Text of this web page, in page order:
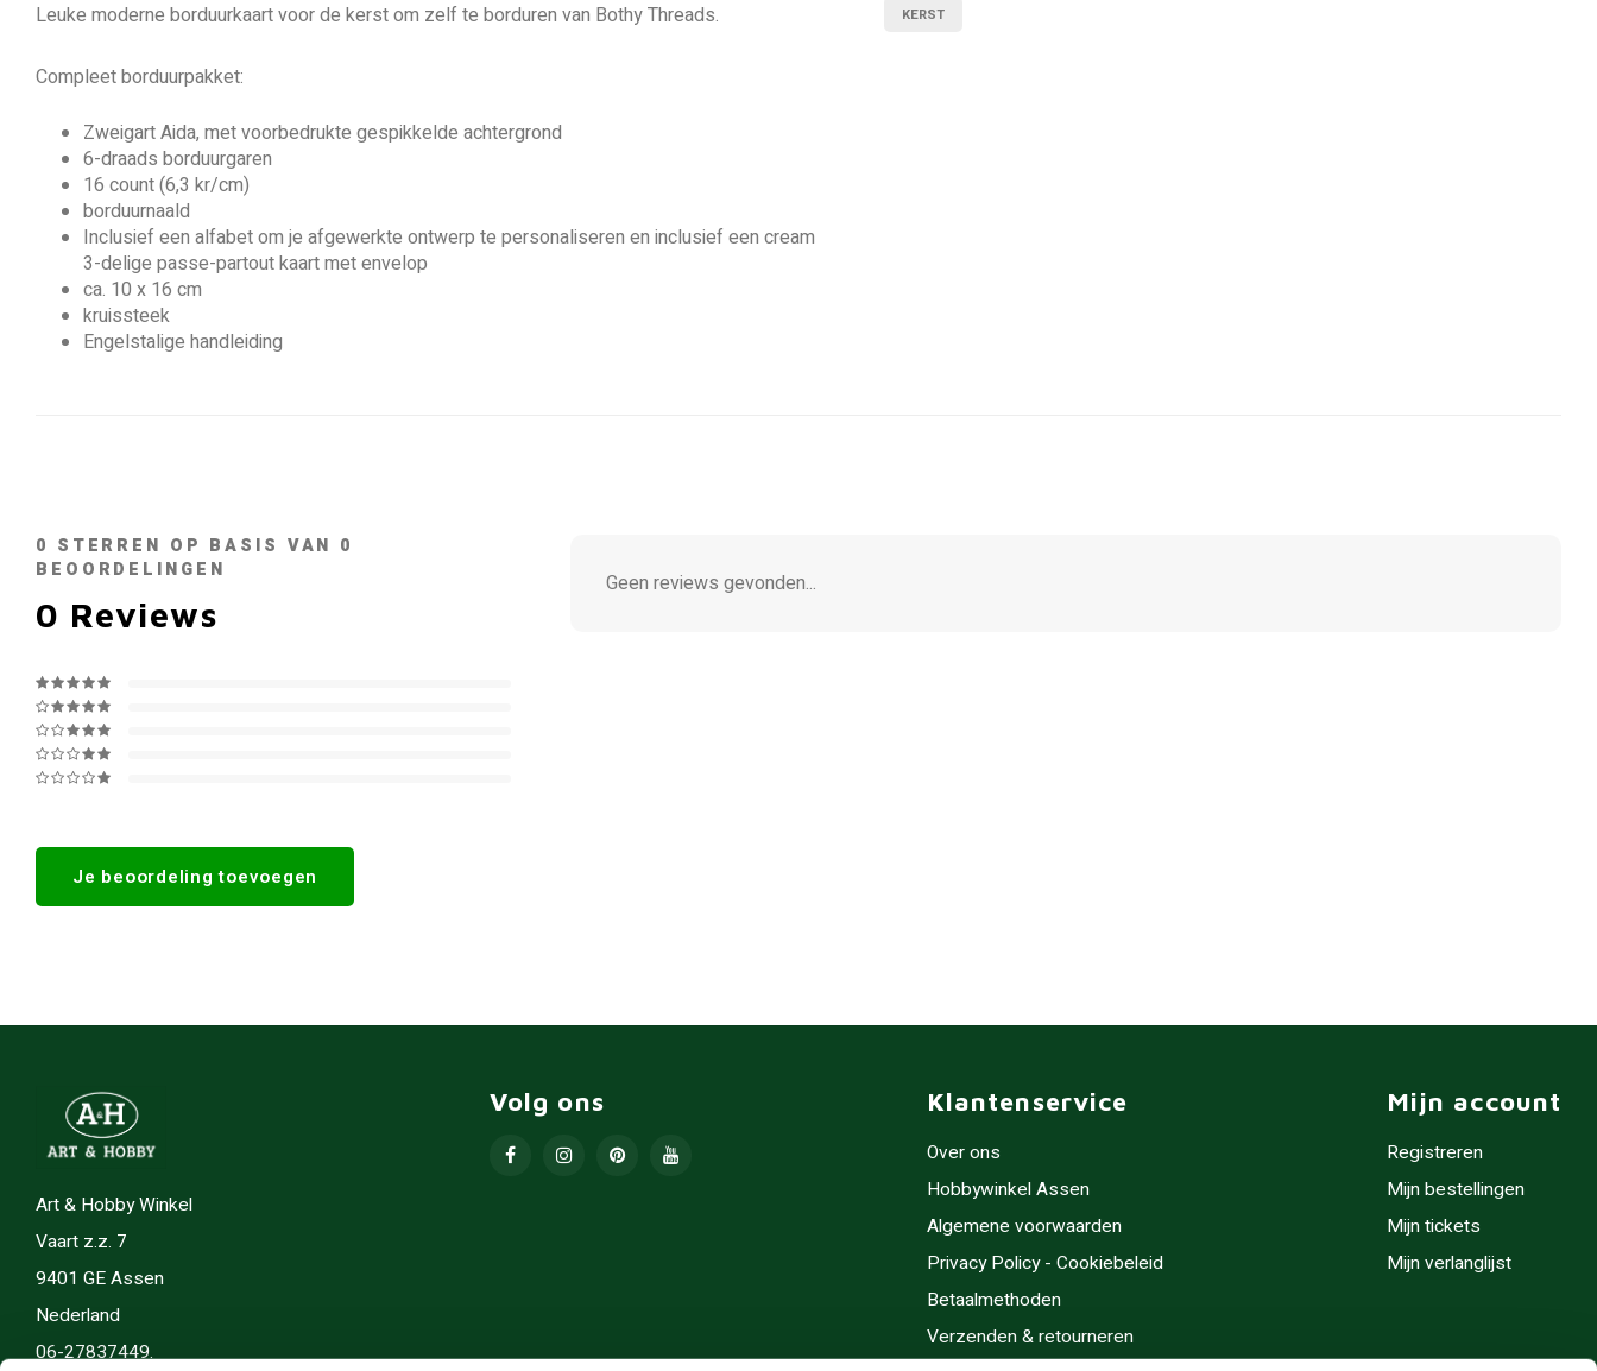
Leuke moderne borduurkaart voor de kerst om zelf te borduren van Bothy Threads.
Compleet borduurpakket:
Zweigart Aida, met voorbedrukte gespikkelde achtergrond
6-draads borduurgaren
16 count (6,3 kr/cm)
borduurnaald
Inclusief een alfabet om je afgewerkte ontwerp te personaliseren en inclusief een cream
3-delige passe-partout kaart met envelop
ca. 10 x 16 cm
kruissteek
Engelstalige handleiding
KERST
0 STERREN OP BASIS VAN 0
BEOORDELINGEN
0 Reviews
Je beoordeling toevoegen
Geen reviews gevonden...
Art & Hobby Winkel
Vaart z.z. 7
9401 GE Assen
Nederland
06-27837449.
Volg ons Klantenservice
Over ons
Hobbywinkel Assen
Algemene voorwaarden
Privacy Policy - Cookiebeleid
Betaalmethoden
Verzenden & retourneren
Mijn account
Registreren
Mijn bestellingen
Mijn tickets
Mijn verlanglijst